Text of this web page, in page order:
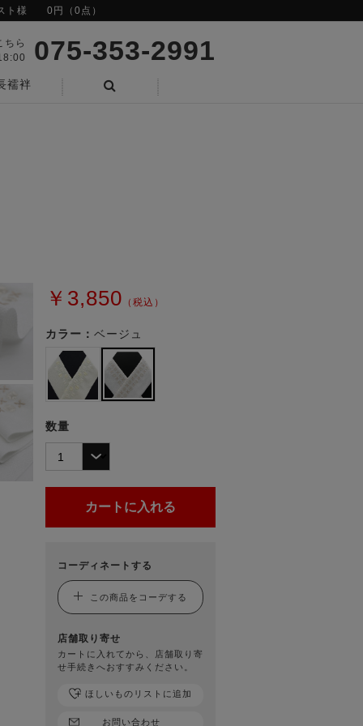
ト様 0円（0点）
ちら
075-353-2991
襦袢
￥3,850 （税込）
カラー： ベージュ
数量
コーディネートする
この商品をコーデする
店舗取り寄せ
カートに入れてから、店舗取り寄
せ手続きへおすすみください。
お問い合わせ
ほしいものリストに追加